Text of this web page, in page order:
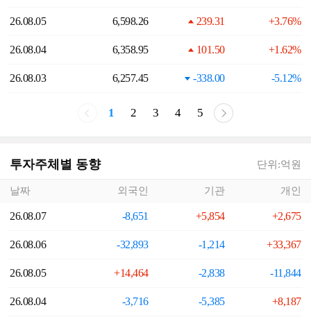
26.08.05 6,598.26 239.31 +3.76%
26.08.04 6,358.95 101.50 +1.62%
26.08.03 6,257.45 -338.00 -5.12%
1 2 3 4 5
투자주체별 동향 단위:억원
날짜 외국인 기관 개인
26.08.07 -8,651 +5,854 +2,675
26.08.06 -32,893 -1,214 +33,367
26.08.05 +14,464 -2,838 -11,844
26.08.04 -3,716 -5,385 +8,187